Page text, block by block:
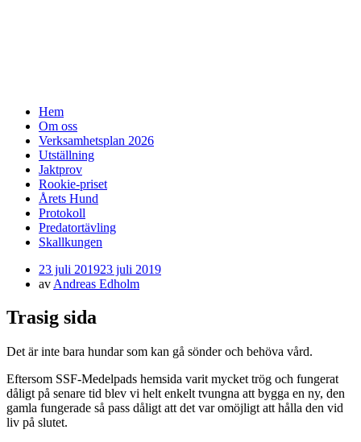
Meny
Hoppa
innehåll
Hem
Om oss
Verksamhetsplan 2026
Utställning
Jaktprov
Rookie-priset
Årets Hund
Protokoll
Predatortävling
Skallkungen
Publicerad
den
23 juli 201923 juli 2019
av Andreas Edholm
Trasig sida
Det är inte bara hundar som kan gå sönder och behöva vård.
Eftersom SSF-Medelpads hemsida varit mycket trög och fungerat
dåligt på senare tid blev vi helt enkelt tvungna att bygga en ny, den
gamla fungerade så pass dåligt att det var omöjligt att hålla den vid
liv på slutet.